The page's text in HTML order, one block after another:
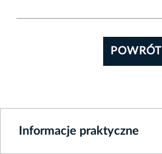
POWRÓT
Informacje praktyczne